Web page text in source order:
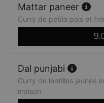
Mattar paneer
Curry de petits pois et
Dal punjabi
Curry de lentilles jaunes
maison